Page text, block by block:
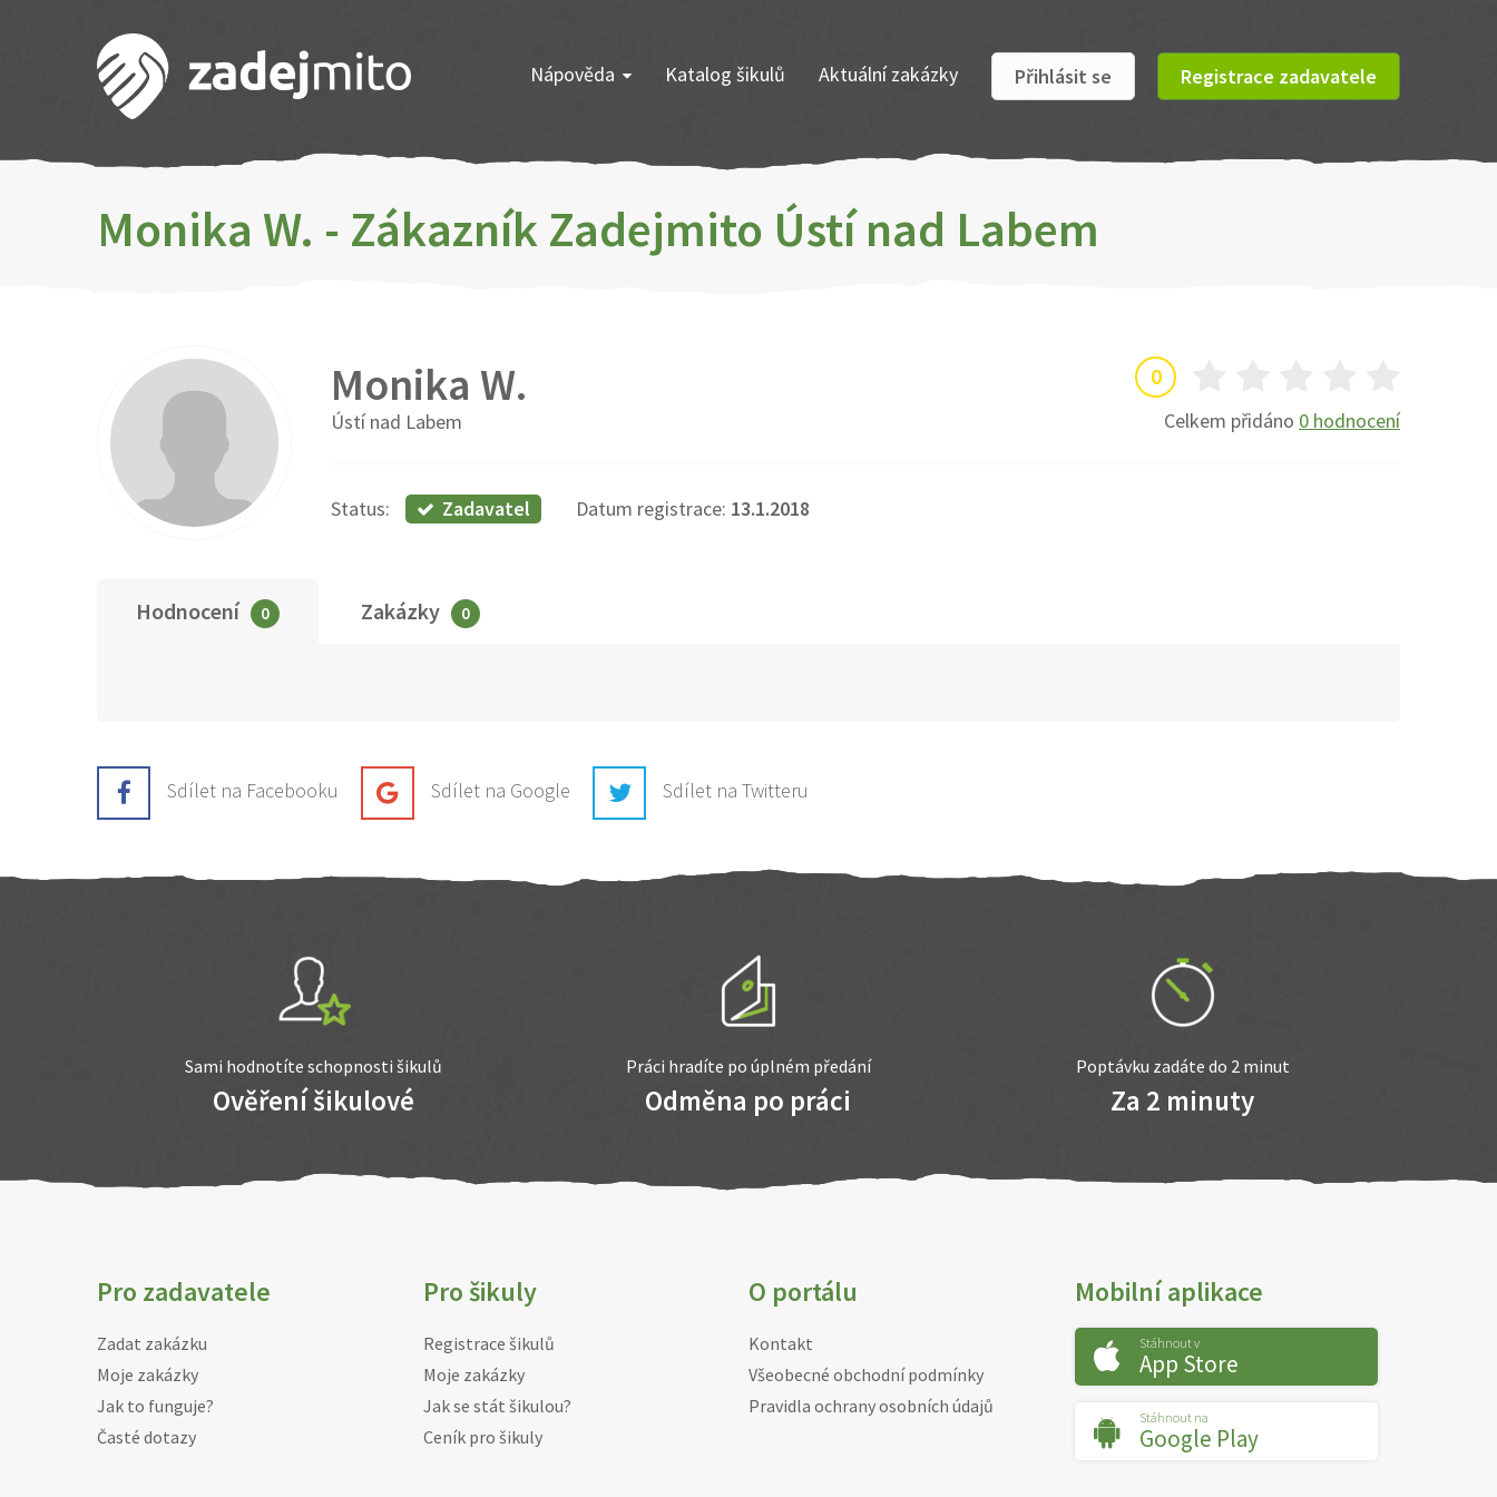
Nápověda Katalog šikulů Aktuální zakázky Přihlásit se Registrace zadavatele
Monika W. - Zákazník Zadejmito Ústí nad Labem
0
Celkem přidáno 0 hodnocení
Monika W.
Ústí nad Labem
Status: Zadavatel Datum registrace: 13.1.2018
Hodnocení 0 Zakázky 0
Sdílet na Facebooku Sdílet na Google Sdílet na Twitteru
Sami hodnotíte schopnosti šikulů
Ověření šikulové
Práci hradíte po úplném předání
Odměna po práci
Poptávku zadáte do 2 minut
Za 2 minuty
Pro zadavatele
Zadat zakázku
Moje zakázky
Jak to funguje?
Časté dotazy
Pro šikuly
Registrace šikulů
Moje zakázky
Jak se stát šikulou?
Ceník pro šikuly
O portálu
Kontakt
Všeobecné obchodní podmínky
Pravidla ochrany osobních údajů
Mobilní aplikace
Stáhnout v
App Store
Stáhnout na
Google Play